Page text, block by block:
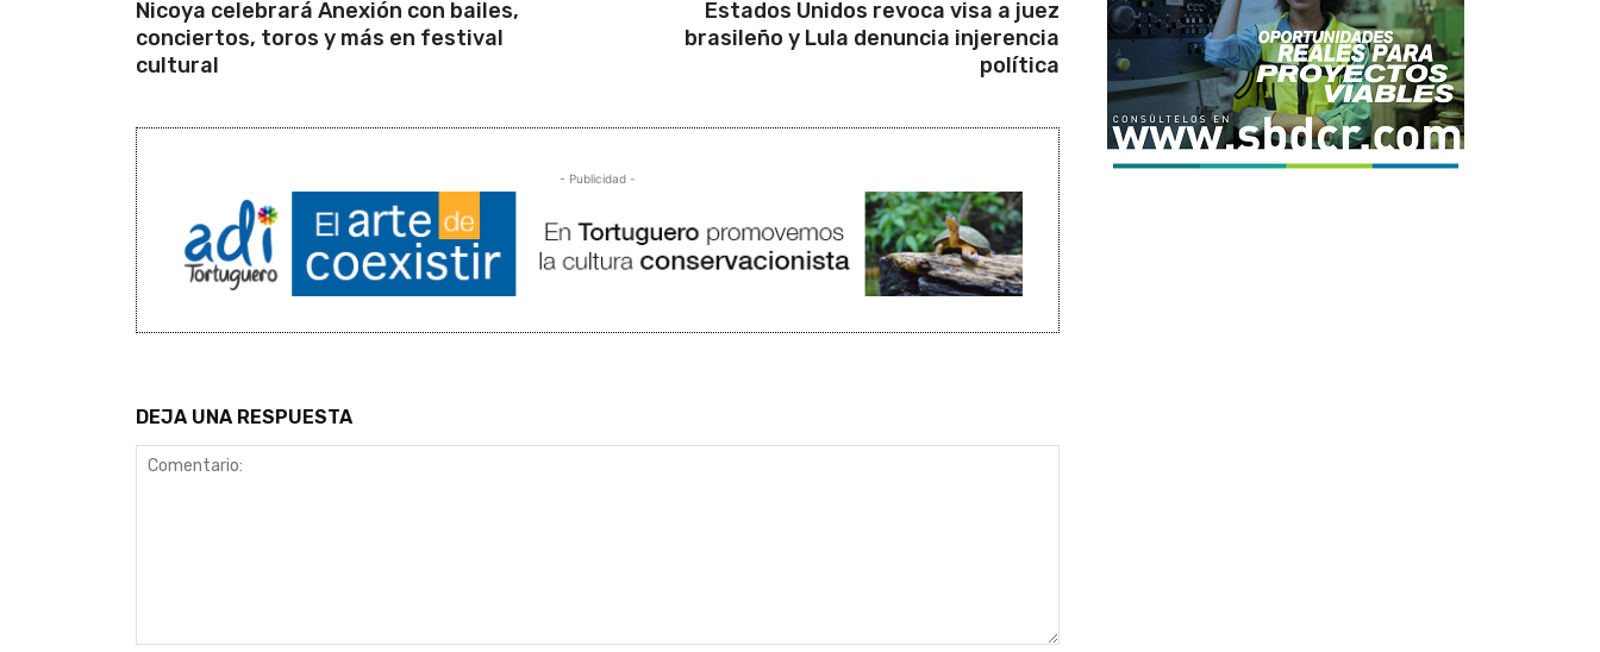
Nicoya celebrará Anexión con bailes,
conciertos, toros y más en festival
cultural
Estados Unidos revoca visa a juez
brasileño y Lula denuncia injerencia
política
- Publicidad -
DEJA UNA RESPUESTA